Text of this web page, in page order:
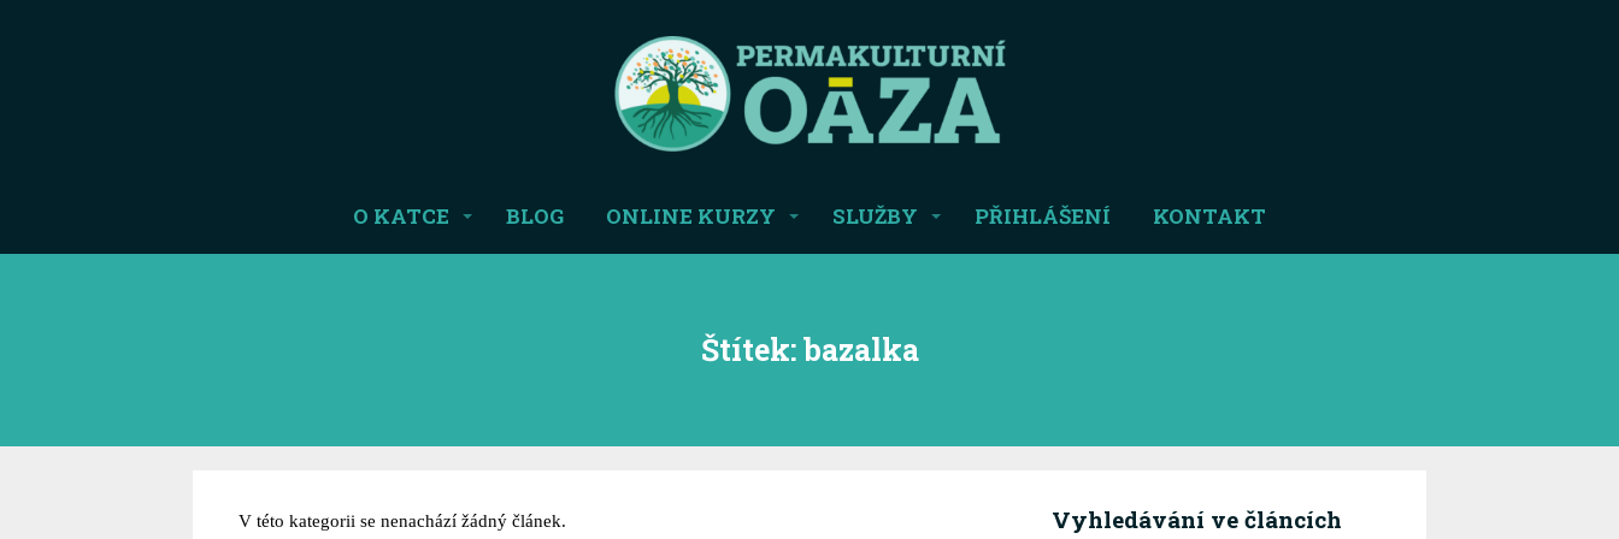
O KATCE BLOG ONLINE KURZY SLUŽBY PŘIHLÁŠENÍ KONTAKT
Štítek: bazalka
V této kategorii se nenachází žádný článek. Vyhledávání ve článcích